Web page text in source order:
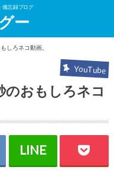
備忘録ブログ
ー
しろネコ動画。
YouTube
のおもしろネコ